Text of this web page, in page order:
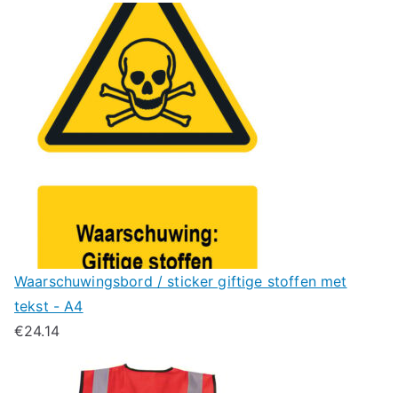
Waarschuwingsbord / sticker giftige stoffen met
tekst - A4
€24.14